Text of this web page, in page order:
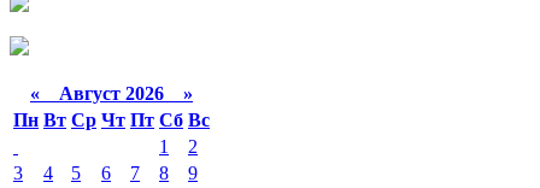
« Август 2026 »
Пн Вт Ср Чт Пт Сб Вс
1
2
3
4 5 6 7 8
9